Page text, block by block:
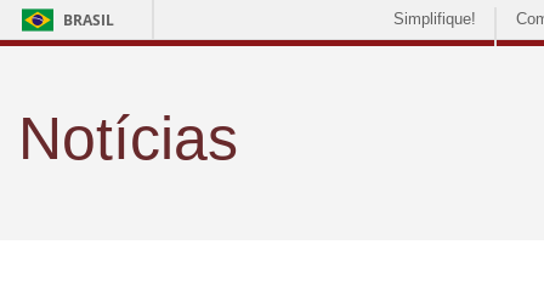
BRASIL Simplifique!
Notícias